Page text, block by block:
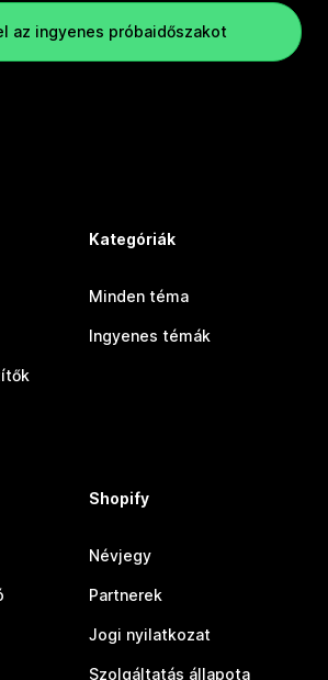
az ingyenes próbaidőszakot
Kategóriák
Minden téma
Ingyenes témák
Shopify
Névjegy
Partnerek
Jogi nyilatkozat
Szolgáltatás állapota